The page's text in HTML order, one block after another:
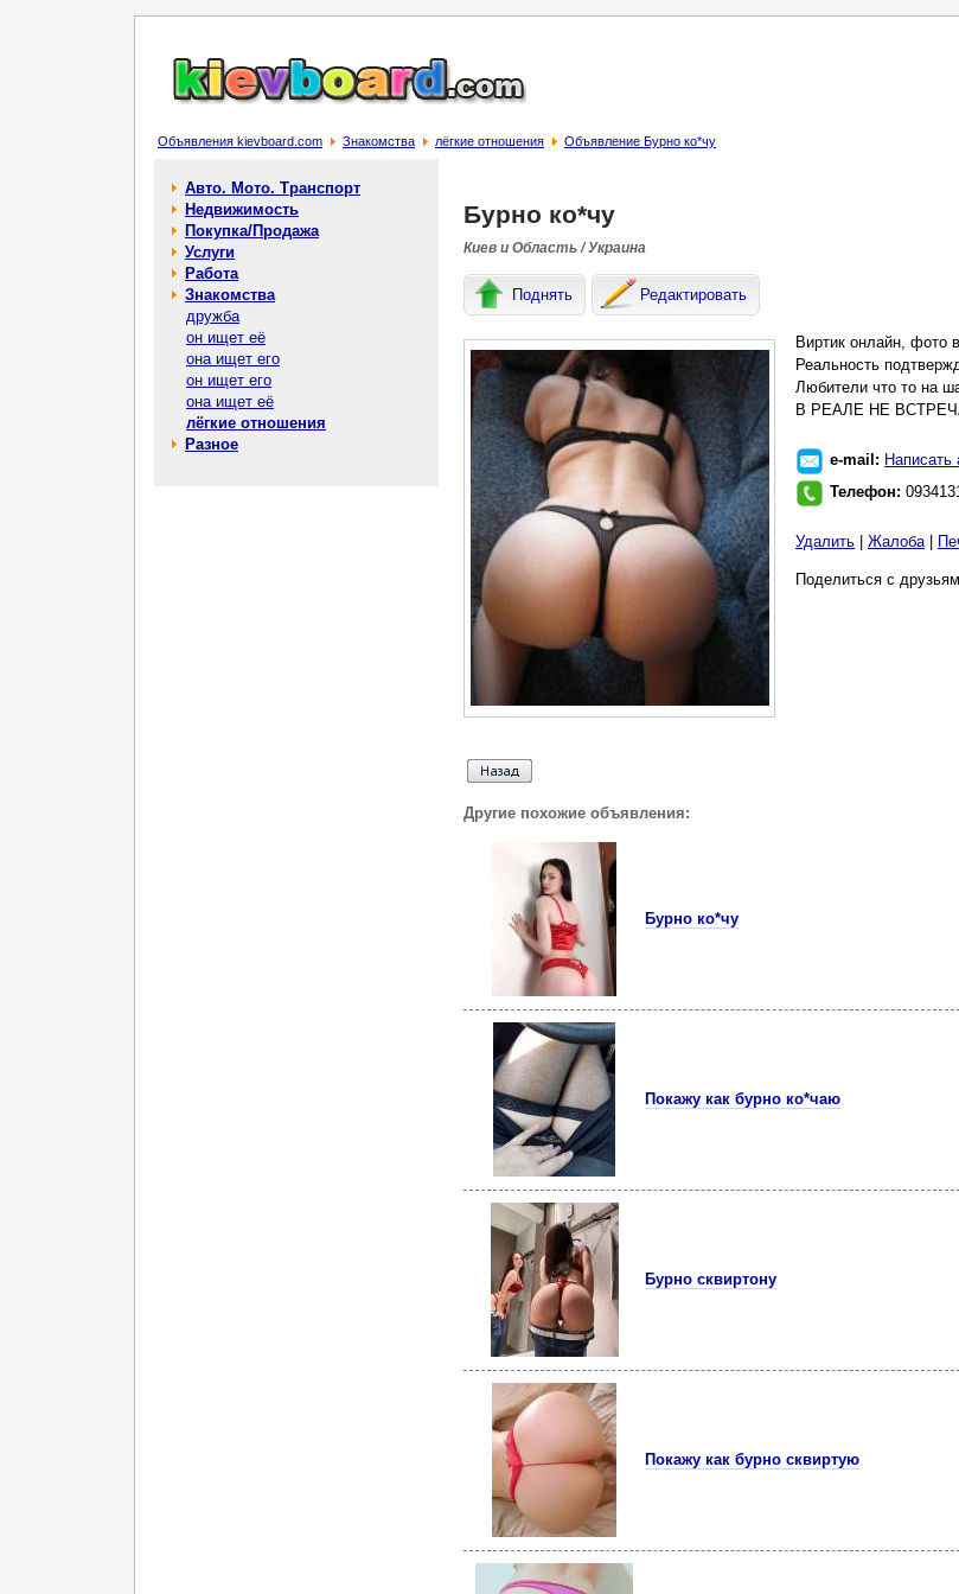
Объявления kievboard.com Знакомства лёгкие отношения Объявление Бурно ко*чу
Авто. Мото. Транспорт
Недвижимость
Покупка/Продажа
Услуги
Работа
Знакомства
дружба
он ищет её
она ищет его
он ищет его
она ищет её
лёгкие отношения
Разное
Бурно ко*чу
Киев и Область / Украина
Поднять Редактировать
Виртик онлайн, фото
Реальность
Любители что то на
В РЕАЛЕ НЕ
e-mail: Написать
Телефон:
Удалить Жалоба|
Поделиться с
Другие похожие объявления:
Бурно ко*чу
Покажу как бурно ко*чаю
Бурно сквиртону
Покажу как бурно сквиртую